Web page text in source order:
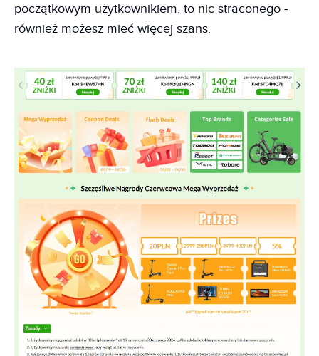
początkowym użytkownikiem, to nic straconego -
również możesz mieć więcej szans.